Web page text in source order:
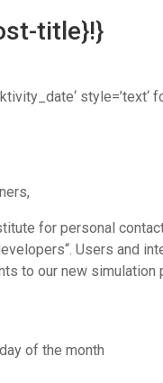
title}!}
style=’text‘
for personal
Users and
to our new simulation
of the month